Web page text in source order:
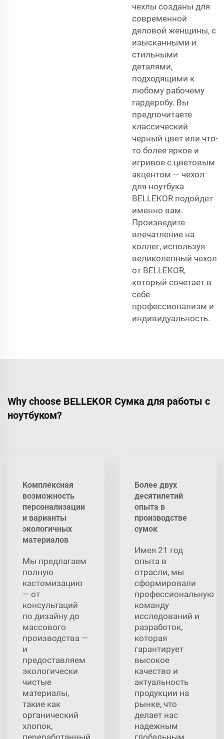
чехлы созданы для
современной
деловой женщины, с
изысканными и
стильными
деталями,
подходящими к
любому рабочему
гардеробу. Вы
предпочитаете
классический
черный цвет или что-
то более яркое и
игривое с цветовым
акцентом — чехол
для ноутбука
BELLEKOR подойдет
именно вам.
Произведите
впечатление на
коллег, используя
великолепный чехол
от BELLEKOR,
который сочетает в
себе
профессионализм и
индивидуальность.
Why choose BELLEKOR Сумка для работы с
ноутбуком?
Комплексная
возможность
персонализации
и варианты
экологичных
материалов
Мы предлагаем
полную
кастомизацию
— от
консультаций
по дизайну до
массового
производства —
и
предоставляем
экологически
чистые
материалы,
такие как
органический
хлопок,
переработанный
Более двух
десятилетий
опыта в
производстве
сумок
Имея 21 год
опыта в
отрасли, мы
сформировали
профессиональную
команду
исследований и
разработок,
которая
гарантирует
высокое
качество и
актуальность
продукции на
рынке, что
делает нас
надежным
глобальным